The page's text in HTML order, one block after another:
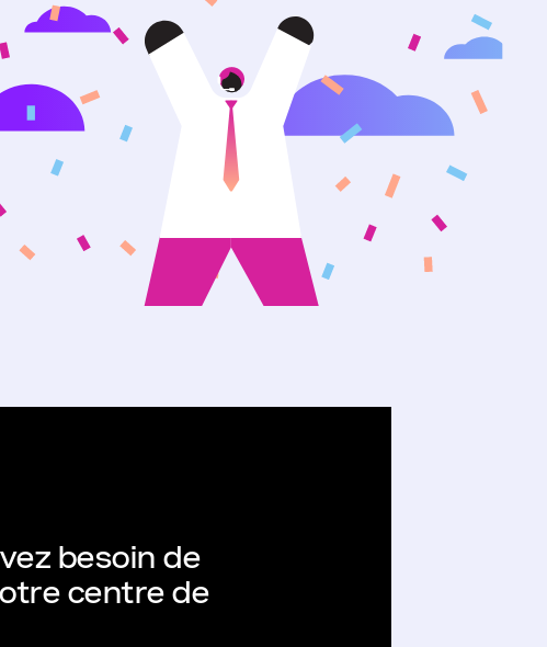
besoin de
centre de